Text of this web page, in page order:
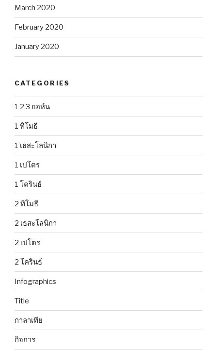
March 2020
February 2020
January 2020
CATEGORIES
1 2 3 ยอห์น
1 ทิโมธี
1 เธสะโลนิกา
1 เปโตร
1 โครินธ์
2 ทิโมธี
2 เธสะโลนิกา
2 เปโตร
2 โครินธ์
Infographics
Title
กาลาเทีย
กิจการ